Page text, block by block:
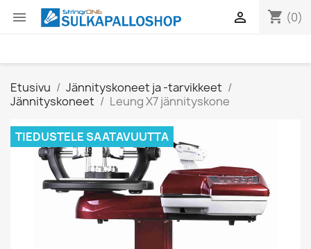
 shopping_cart (0)

Etusivu
Jännityskoneet ja -tarvikkeet
Jännityskoneet
Leung X7 jännityskone
TIEDUSTELE SAATAVUUTTA